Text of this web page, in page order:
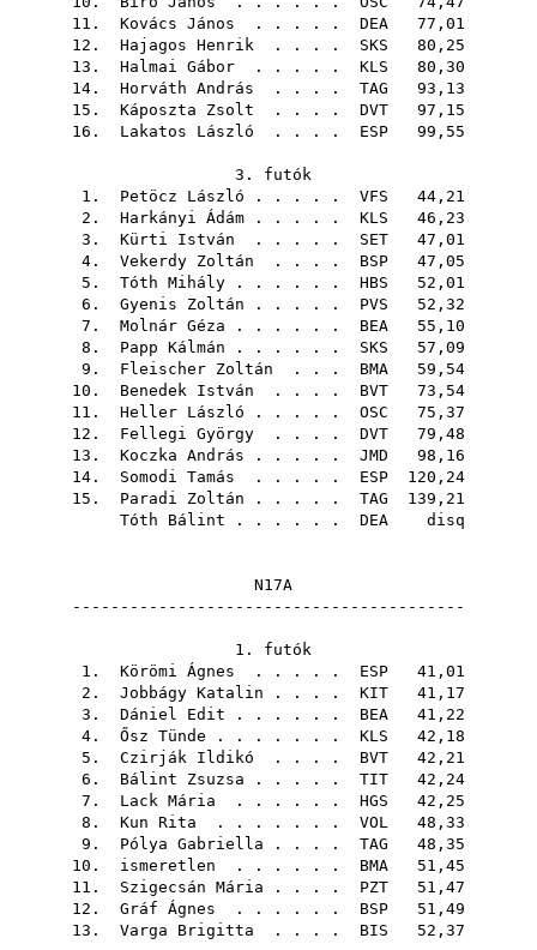
11. Kovács János . . . . . DEA 77,01
12. Hajagos Henrik . . . . SKS 80,25
13. Halmai Gábor . . . . . KLS 80,30
14. Horváth András . . . . TAG 93,13
15. Káposzta Zsolt . . . . DVT 97,15
16. Lakatos László . . . . ESP 99,55
3. futók
1. Petöcz László . . . . . VFS 44,21
2. Harkányi Ádám . . . . . KLS 46,23
3. Kürti István . . . . . SET 47,01
4. Vekerdy Zoltán . . . . BSP 47,05
5. Tóth Mihály . . . . . . HBS 52,01
6. Gyenis Zoltán . . . . . PVS 52,32
7. Molnár Géza . . . . . . BEA 55,10
8. Papp Kálmán . . . . . . SKS 57,09
9. Fleischer Zoltán . . . BMA 59,54
10. Benedek István . . . . BVT 73,54
11. Heller László . . . . . OSC 75,37
12. Fellegi György . . . . DVT 79,48
13. Koczka András . . . . . JMD 98,16
14. Somodi Tamás . . . . . ESP 120,24
15. Paradi Zoltán . . . . . TAG 139,21
Tóth Bálint . . . . . . DEA disq
N17A
-----------------------------------------
1. futók
1. Körömi Ágnes . . . . . ESP 41,01
2. Jobbágy Katalin . . . . KIT 41,17
3. Dániel Edit . . . . . . BEA 41,22
4. Ősz Tünde . . . . . . . KLS 42,18
5. Czirják Ildikó . . . . BVT 42,21
6. Bálint Zsuzsa . . . . . TIT 42,24
7. Lack Mária . . . . . . HGS 42,25
8. Kun Rita . . . . . . . VOL 48,33
9. Pólya Gabriella . . . . TAG 48,35
10. ismeretlen . . . . . . BMA 51,45
11. Szigecsán Mária . . . . PZT 51,47
12. Gráf Ágnes . . . . . . BSP 51,49
13. Varga Brigitta . . . . BIS 52,37